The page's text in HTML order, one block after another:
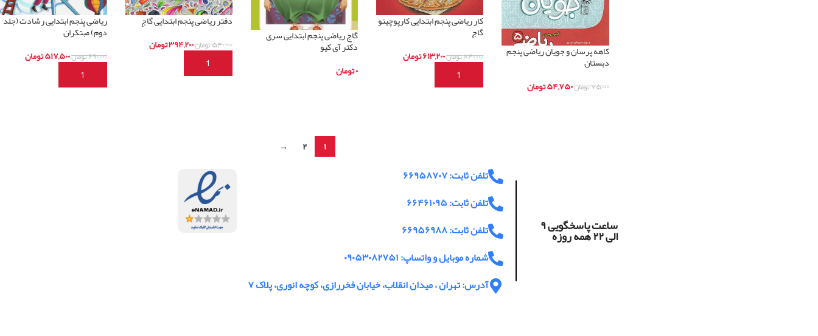
کاهه پرسان و جویان ریاضی پنجم
دبستان
۷۵,۰۰۰تومان۵۴,۷۵۰تومان
کار ریاضی پنجم ابتدایی کارپوچینو
گاج
۸۴۰,۰۰۰تومان۶۱۳,۲۰۰تومان
افزودن به سبد خرید
گاج ریاضی پنجم ابتدایی سری
دکتر آی کیو
۰تومان
دفتر ریاضی پنجم ابتدایی گاج
۵۴۰,۰۰۰تومان۳۹۴,۲۰۰تومان
افزودن به سبد خرید
ریاضی پنجم ابتدایی رشادت (جلد
دوم) مبتکران
۶۹۰,۰۰۰تومان۵۱۷,۵۰۰تومان
افزودن به سبد خرید
۱ ۲ →
ساعت پاسخگویی ۹ الی ۲۲ همه روزه
تلفن ثابت: ۶۶۹۵۸۷۰۷
تلفن ثابت: ۶۶۴۶۱۰۹۵
تلفن ثابت: ۶۶۹۵۶۹۸۸
شماره موبایل و واتساپ: ۰۹۰۵۳۰۸۲۷۵۱
آدرس: تهران ، میدان انقلاب، خیابان فخررازی، کوچه انوری، پلاک ۷